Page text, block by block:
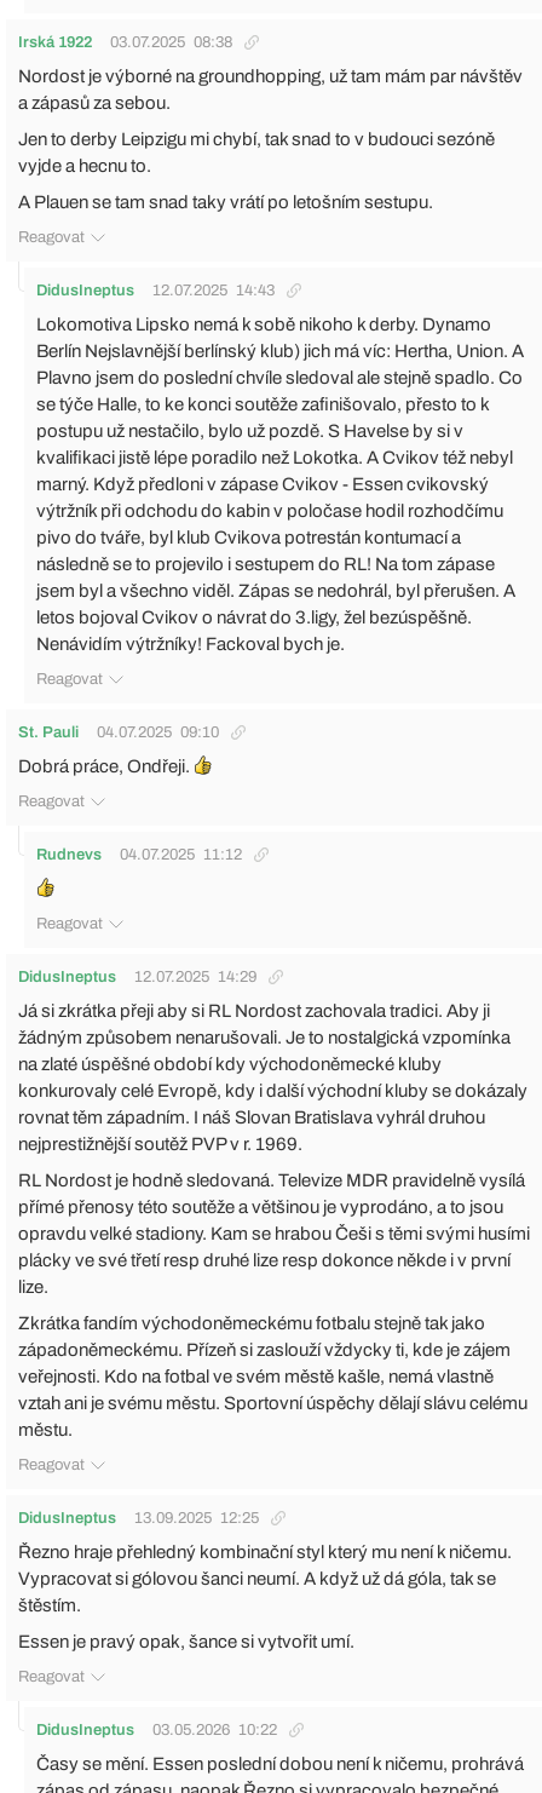
Irská 1922 03.07.2025 08:38
Nordost je výborné na groundhopping, už tam mám par návštěv
a zápasů za sebou.
Jen to derby Leipzigu mi chybí, tak snad to v budouci sezóně
vyjde a hecnu to.
A Plauen se tam snad taky vrátí po letošním sestupu.
Reagovat
DidusIneptus 12.07.2025 14:43
Lokomotiva Lipsko nemá k sobě nikoho k derby. Dynamo
Berlín Nejslavnější berlínský klub) jich má víc: Hertha, Union. A
Plavno jsem do poslední chvíle sledoval ale stejně spadlo. Co
se týče Halle, to ke konci soutěže zafinišovalo, přesto to k
postupu už nestačilo, bylo už pozdě. S Havelse by si v
kvalifikaci jistě lépe poradilo než Lokotka. A Cvikov též nebyl
marný. Když předloni v zápase Cvikov - Essen cvikovský
výtržník při odchodu do kabin v poločase hodil rozhodčímu
pivo do tváře, byl klub Cvikova potrestán kontumací a
následně se to projevilo i sestupem do RL! Na tom zápase
jsem byl a všechno viděl. Zápas se nedohrál, byl přerušen. A
letos bojoval Cvikov o návrat do 3.ligy, žel bezúspěšně.
Nenávidím výtržníky! Fackoval bych je.
Reagovat
St. Pauli 04.07.2025 09:10
Dobrá práce, Ondřeji.
Reagovat
Rudnevs 04.07.2025 11:12
Reagovat
DidusIneptus 12.07.2025 14:29
Já si zkrátka přeji aby si RL Nordost zachovala tradici. Aby ji
žádným způsobem nenarušovali. Je to nostalgická vzpomínka
na zlaté úspěšné období kdy východoněmecké kluby
konkurovaly celé Evropě, kdy i další východní kluby se dokázaly
rovnat těm západním. I náš Slovan Bratislava vyhrál druhou
nejprestižnější soutěž PVP v r. 1969.
RL Nordost je hodně sledovaná. Televize MDR pravidelně vysílá
přímé přenosy této soutěže a většinou je vyprodáno, a to jsou
opravdu velké stadiony. Kam se hrabou Češi s těmi svými husími
plácky ve své třetí resp druhé lize resp dokonce někde i v první
lize.
Zkrátka fandím východoněmeckému fotbalu stejně tak jako
západoněmeckému. Přízeň si zaslouží vždycky ti, kde je zájem
veřejnosti. Kdo na fotbal ve svém městě kašle, nemá vlastně
vztah ani je svému městu. Sportovní úspěchy dělají slávu celému
městu.
Reagovat
DidusIneptus 13.09.2025 12:25
Řezno hraje přehledný kombinační styl který mu není k ničemu.
Vypracovat si gólovou šanci neumí. A když už dá góla, tak se
štěstím.
Essen je pravý opak, šance si vytvořit umí.
Reagovat
DidusIneptus 03.05.2026 10:22
Časy se mění. Essen poslední dobou není k ničemu, prohrává